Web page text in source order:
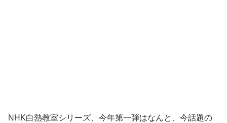
NHK白熱教室シリーズ、今年第一弾はなんと、今話題の